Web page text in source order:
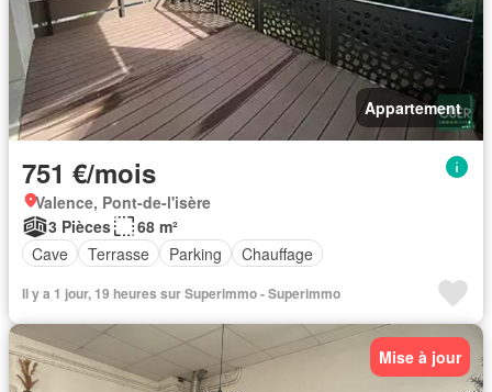
Appartement
751 €/mois
Valence, Pont-de-l'isère
3 Pièces
68 m²
Cave
Terrasse Parking Chauffage
Il y a 1 jour, 19 heures sur Superimmo - Superimmo
Mise à jour